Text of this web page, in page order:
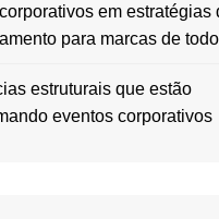
em estratégias
para marcas de
estruturais que estão
eventos corporativos